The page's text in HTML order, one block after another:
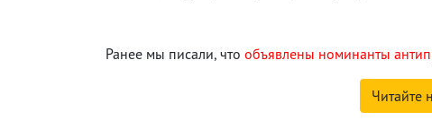
Ранее мы писали, что объявлены номинанты
Читайте